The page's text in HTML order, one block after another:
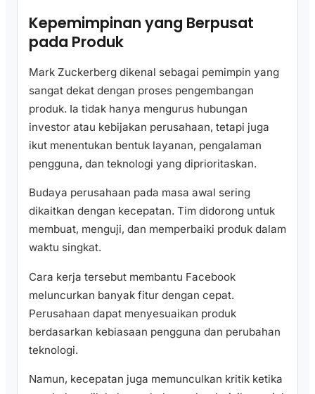
Kepemimpinan yang Berpusat
pada Produk
Mark Zuckerberg dikenal sebagai pemimpin yang
sangat dekat dengan proses pengembangan
produk. Ia tidak hanya mengurus hubungan
investor atau kebijakan perusahaan, tetapi juga
ikut menentukan bentuk layanan, pengalaman
pengguna, dan teknologi yang diprioritaskan.
Budaya perusahaan pada masa awal sering
dikaitkan dengan kecepatan. Tim didorong untuk
membuat, menguji, dan memperbaiki produk dalam
waktu singkat.
Cara kerja tersebut membantu Facebook
meluncurkan banyak fitur dengan cepat.
Perusahaan dapat menyesuaikan produk
berdasarkan kebiasaan pengguna dan perubahan
teknologi.
Namun, kecepatan juga memunculkan kritik ketika